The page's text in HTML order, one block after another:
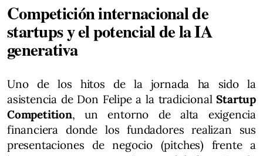
Competición internacional de
startups y el potencial de la IA
generativa
Uno de los hitos de la jornada ha sido la
asistencia de Don Felipe a la tradicionalStartup
Competition, un entorno de alta exigencia
financiera donde los fundadores realizan sus
presentaciones de negocio (pitches) frente a